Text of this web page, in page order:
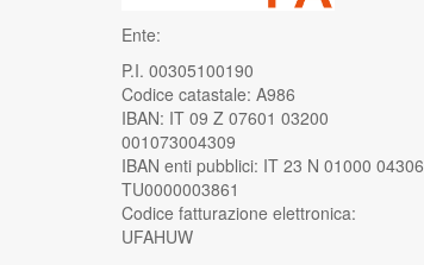
Ente:
P.I. 00305100190
Codice catastale: A986
IBAN: IT 09 Z 07601 03200
001073004309
IBAN enti pubblici: IT 23 N 01000 04306
TU0000003861
Codice fatturazione elettronica:
UFAHUW